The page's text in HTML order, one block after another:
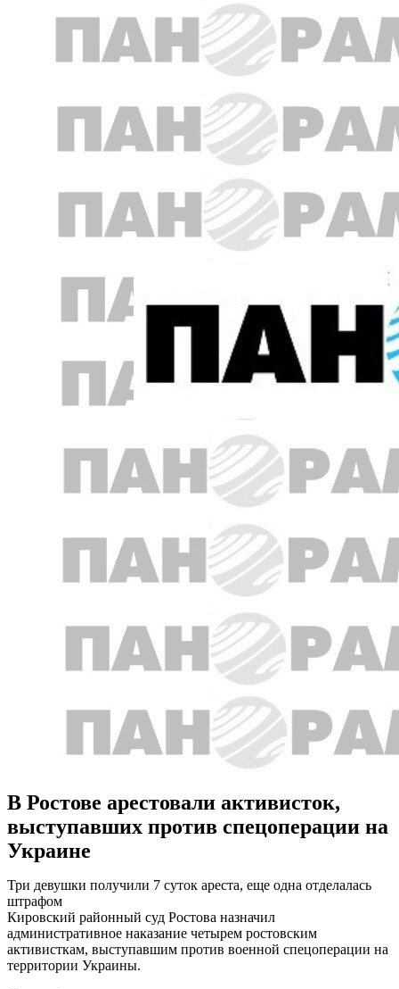
В Ростове арестовали активисток,
выступавших против спецоперации на
Украине
Три девушки получили 7 суток ареста, еще одна отделалась
штрафом
Кировский районный суд Ростова назначил
административное наказание четырем ростовским
активисткам, выступавшим против военной спецоперации на
территории Украины.